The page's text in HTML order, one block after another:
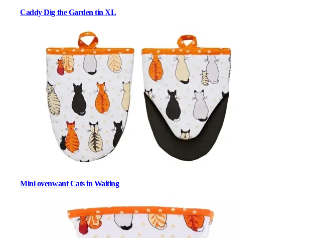
Caddy Dig the Garden tin XL
Mini ovenwant Cats in Waiting